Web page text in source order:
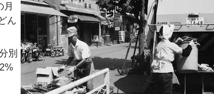
組織一覧
月
ん
別